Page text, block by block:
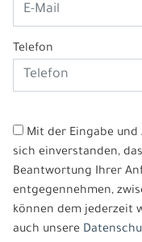
Telefon
Mit der Eingabe und
sich einverstanden,
Beantwortung Ihrer
entgegennehmen,
können dem jederzeit
auch unsere